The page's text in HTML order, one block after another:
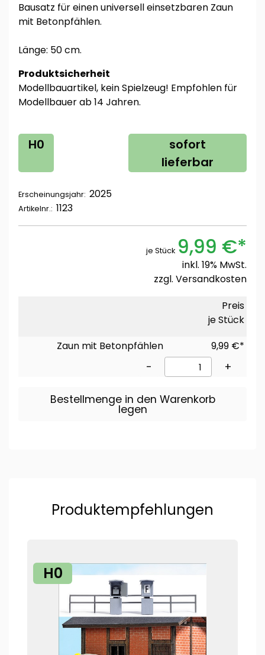
Bausatz für einen universell einsetzbaren Zaun
mit Betonpfählen.
Länge: 50 cm.
Produktsicherheit
Modellbauartikel, kein Spielzeug! Empfohlen für
Modellbauer ab 14 Jahren.
H0
sofort
lieferbar
Erscheinungsjahr: 2025
Artikelnr.: 1123
je Stück 9,99 €*
inkl. 19% MwSt.
zzgl. Versandkosten
Preis
je Stück
Zaun mit Betonpfählen
9,99 €*
- +
Bestellmenge in den Warenkorb
legen
Produktempfehlungen
H0